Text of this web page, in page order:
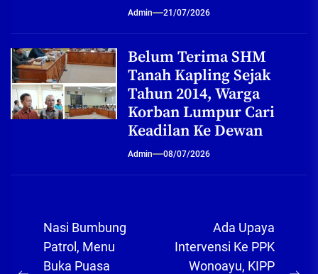
Admin 21/07/2026
Belum Terima SHM
Tanah Kapling Sejak
Tahun 2014, Warga
Korban Lumpur Cari
Keadilan Ke Dewan
Admin 08/07/2026
Navigasi
pos
Nasi Bumbung
Patrol, Menu
Buka Puasa
Ada Upaya
Intervensi Ke PPK
Wonoayu, KIPP